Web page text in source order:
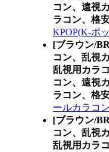
コン、遠視
ラコン、格
KPOP(K-ポ
[ブラウン/
コン、乱視
乱視用カラ
コン、遠視
ラコン、格
ールカラコン
[ブラウン/
コン、乱視
乱視用カラ